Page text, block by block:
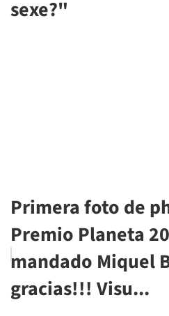
sexe?"
Primera foto de
Premio Planeta
mandado Miquel
gracias!!! Visu...